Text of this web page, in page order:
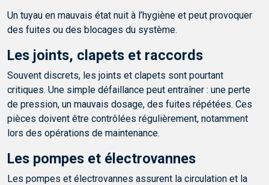
Un tuyau en mauvais état nuit à l’hygiène et peut provoquer
des fuites ou des blocages du système.
Les joints, clapets et raccords
Souvent discrets, les joints et clapets sont pourtant
critiques. Une simple défaillance peut entraîner : une perte
de pression, un mauvais dosage, des fuites répétées. Ces
pièces doivent être contrôlées régulièrement, notamment
lors des opérations de maintenance.
Les pompes et électrovannes
Les pompes et électrovannes assurent la circulation et la